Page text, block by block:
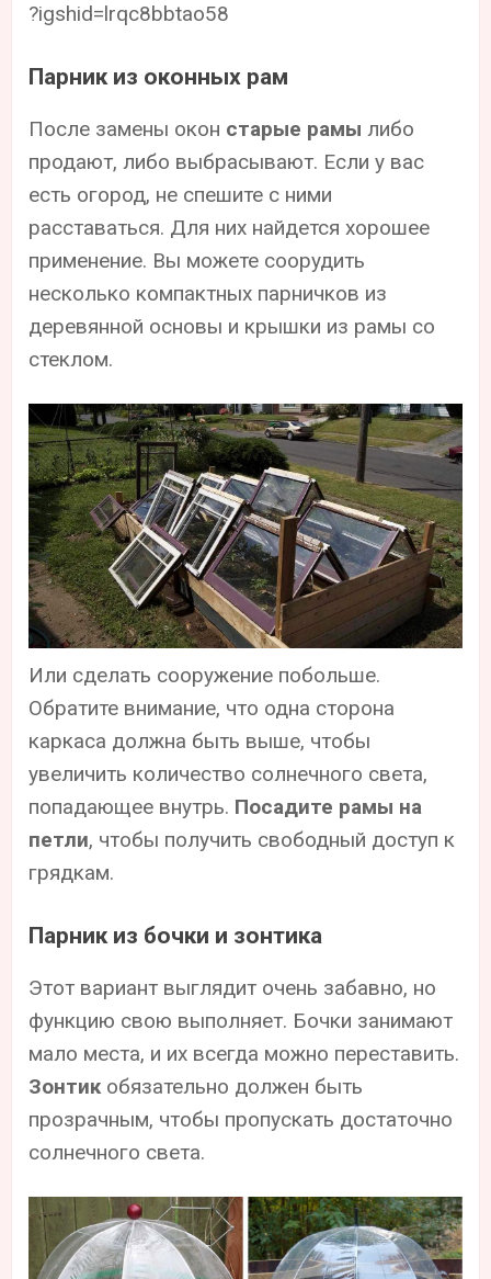
?igshid=lrqc8bbtao58
Парник из оконных рам
После замены окон старые рамы либо
продают, либо выбрасывают. Если у вас
есть огород, не спешите с ними
расставаться. Для них найдется хорошее
применение. Вы можете соорудить
несколько компактных парничков из
деревянной основы и крышки из рамы со
стеклом.
Или сделать сооружение побольше.
Обратите внимание, что одна сторона
каркаса должна быть выше, чтобы
увеличить количество солнечного света,
попадающее внутрь. Посадите рамы на
петли, чтобы получить свободный доступ к
грядкам.
Парник из бочки и зонтика
Этот вариант выглядит очень забавно, но
функцию свою выполняет. Бочки занимают
мало места, и их всегда можно переставить.
Зонтикобязательно должен быть
прозрачным, чтобы пропускать достаточно
солнечного света.